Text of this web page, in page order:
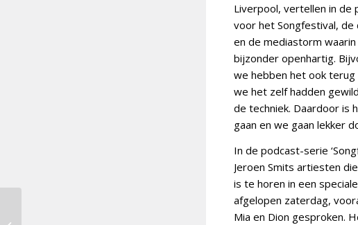
Liverpool, vertellen in de
voor het Songfestival, de
en de mediastorm
bijzonder openhartig.
we hebben het ook
we het zelf hadden
de techniek. Daardoor is
gaan en we gaan lekker
In de podcast-serie
Jeroen Smits artiesten
is te horen in een
afgelopen zaterdag,
Mia en Dion gesproken.